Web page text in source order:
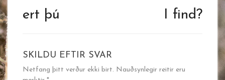
ert þú
I find?
SKILDU EFTIR SVAR
Netfang þitt verður ekki birt. Nauðsynlegir reitir eru